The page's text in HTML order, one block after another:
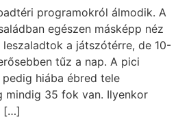
programokról álmodik. A
egészen másképp néz
a játszótérre, de 10-
tűz a nap. A pici
hiába ébred tele
mindig 35 fok van. Ilyenkor
[…]